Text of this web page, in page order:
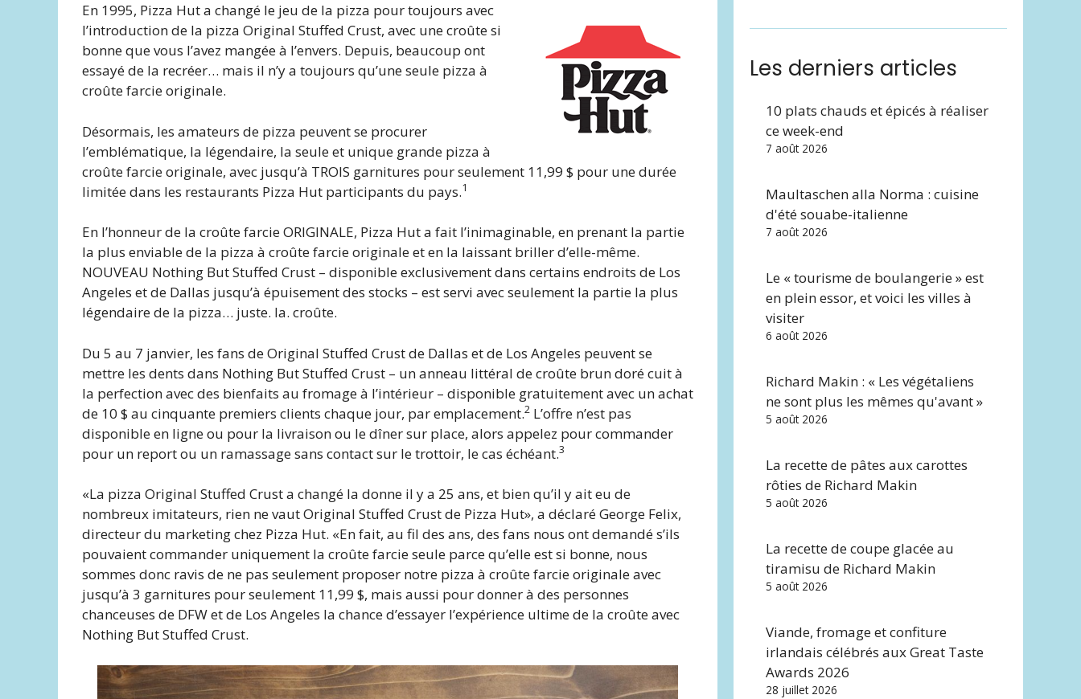
En 1995, Pizza Hut a changé le jeu de la pizza pour toujours avec
l’introduction de la pizza Original Stuffed Crust, avec une croûte si
bonne que vous l’avez mangée à l’envers. Depuis, beaucoup ont
essayé de la recréer… mais il n’y a toujours qu’une seule pizza à
croûte farcie originale.
Désormais, les amateurs de pizza peuvent se procurer
l’emblématique, la légendaire, la seule et unique grande pizza à
croûte farcie originale, avec jusqu’à TROIS garnitures pour seulement 11,99 $ pour une durée
limitée dans les restaurants Pizza Hut participants du pays.1
En l’honneur de la croûte farcie ORIGINALE, Pizza Hut a fait l’inimaginable, en prenant la partie
la plus enviable de la pizza à croûte farcie originale et en la laissant briller d’elle-même.
NOUVEAU Nothing But Stuffed Crust – disponible exclusivement dans certains endroits de Los
Angeles et de Dallas jusqu’à épuisement des stocks – est servi avec seulement la partie la plus
légendaire de la pizza… juste. la. croûte.
Du 5 au 7 janvier, les fans de Original Stuffed Crust de Dallas et de Los Angeles peuvent se
mettre les dents dans Nothing But Stuffed Crust – un anneau littéral de croûte brun doré cuit à
la perfection avec des bienfaits au fromage à l’intérieur – disponible gratuitement avec un achat
de 10 $ au cinquante premiers clients chaque jour, par emplacement.2 L’offre n’est pas
disponible en ligne ou pour la livraison ou le dîner sur place, alors appelez pour commander
pour un report ou un ramassage sans contact sur le trottoir, le cas échéant.3
«La pizza Original Stuffed Crust a changé la donne il y a 25 ans, et bien qu’il y ait eu de
nombreux imitateurs, rien ne vaut Original Stuffed Crust de Pizza Hut», a déclaré George Felix,
directeur du marketing chez Pizza Hut. «En fait, au fil des ans, des fans nous ont demandé s’ils
pouvaient commander uniquement la croûte farcie seule parce qu’elle est si bonne, nous
sommes donc ravis de ne pas seulement proposer notre pizza à croûte farcie originale avec
jusqu’à 3 garnitures pour seulement 11,99 $, mais aussi pour donner à des personnes
chanceuses de DFW et de Los Angeles la chance d’essayer l’expérience ultime de la croûte avec
Nothing But Stuffed Crust.
Les derniers articles
10 plats chauds et épicés à réaliser
ce week-end
7 août 2026
Maultaschen alla Norma : cuisine
d'été souabe-italienne
7 août 2026
Le « tourisme de boulangerie » est
en plein essor, et voici les villes à
visiter
6 août 2026
Richard Makin : « Les végétaliens
ne sont plus les mêmes qu'avant »
5 août 2026
La recette de pâtes aux carottes
rôties de Richard Makin
5 août 2026
La recette de coupe glacée au
tiramisu de Richard Makin
5 août 2026
Viande, fromage et confiture
irlandais célébrés aux Great Taste
Awards 2026
28 juillet 2026